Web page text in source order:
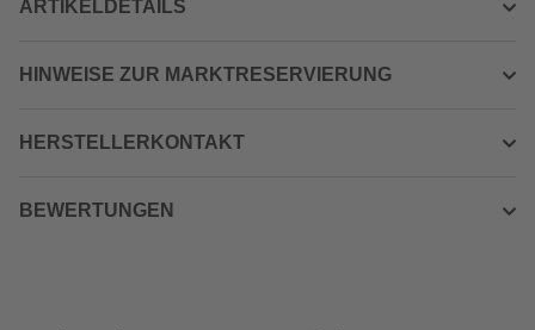
ARTIKELDETAILS
HINWEISE ZUR MARKTRESERVIERUNG
HERSTELLERKONTAKT
BEWERTUNGEN